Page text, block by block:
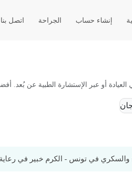
إنشاء حساب الجراحة اتصل بنا
أو عبر الإستشارة الطبية عن بُعد.
والسكري في تونس - الكرم خبير في